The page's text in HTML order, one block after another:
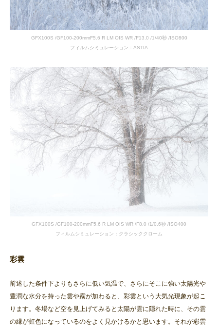
GFX100S /GF100-200mmF5.6 R LM OIS WR /F13.0 /1/40秒 /ISO800
フィルムシミュレーション：ASTIA
GFX100S /GF100-200mmF5.6 R LM OIS WR /F8.0 /1/0.6秒 /ISO400
フィルムシミュレーション：クラシッククローム
彩雲
前述した条件下よりもさらに低い気温で、さらにそこに強い太陽光や
豊潤な水分を持った雲や霧が加わると、彩雲という大気光現象が起こ
ります。冬場など空を見上げてみると太陽が雲に隠れた時に、その雲
の縁が虹色になっているのをよく見かけるかと思います。それが彩雲